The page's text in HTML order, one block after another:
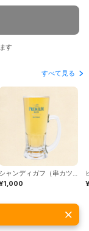
す
すべて見る
シャンディガフ（串カツ田中）